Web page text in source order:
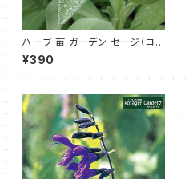
ハーブ 苗 ガーデン セージ（コモ
ンセージ）
¥390